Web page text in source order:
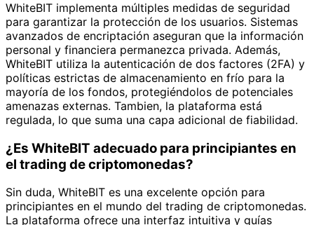
WhiteBIT implementa múltiples medidas de seguridad
para garantizar la protección de los usuarios. Sistemas
avanzados de encriptación aseguran que la información
personal y financiera permanezca privada. Además,
WhiteBIT utiliza la autenticación de dos factores (2FA) y
políticas estrictas de almacenamiento en frío para la
mayoría de los fondos, protegiéndolos de potenciales
amenazas externas. Tambien, la plataforma está
regulada, lo que suma una capa adicional de fiabilidad.
¿Es WhiteBIT adecuado para principiantes en
el trading de criptomonedas?
Sin duda, WhiteBIT es una excelente opción para
principiantes en el mundo del trading de criptomonedas.
La plataforma ofrece una interfaz intuitiva y guías